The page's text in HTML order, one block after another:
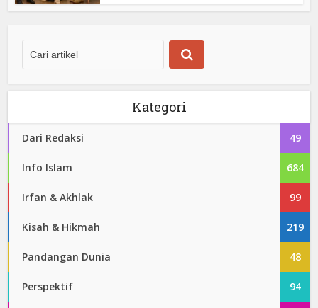
Kategori
Dari Redaksi 49
Info Islam 684
Irfan & Akhlak 99
Kisah & Hikmah 219
Pandangan Dunia 48
Perspektif 94